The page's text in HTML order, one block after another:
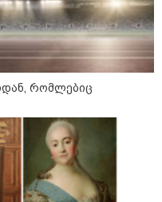
რომლებიც